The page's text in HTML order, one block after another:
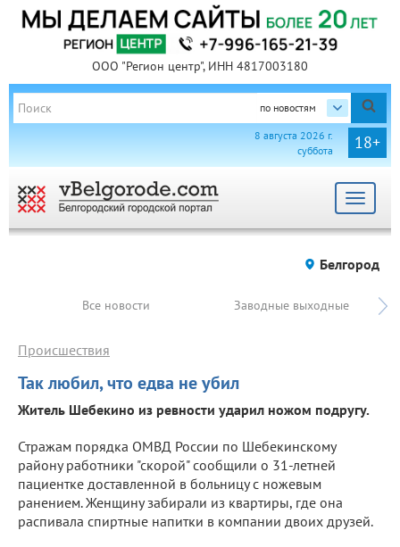
ООО "Регион центр", ИНН 4817003180
по новостям
18+
8 августа 2026 г.
суббота
Toggle
Белгород
Все новости Заводные выходные
Так любил, что едва не убил
Происшествия
Житель Шебекино из ревности ударил ножом подругу.
Стражам порядка ОМВД России по Шебекинскому
району работники "скорой" сообщили о 31-летней
пациентке доставленной в больницу с ножевым
ранением. Женщину забирали из квартиры, где она
распивала спиртные напитки в компании двоих друзей.